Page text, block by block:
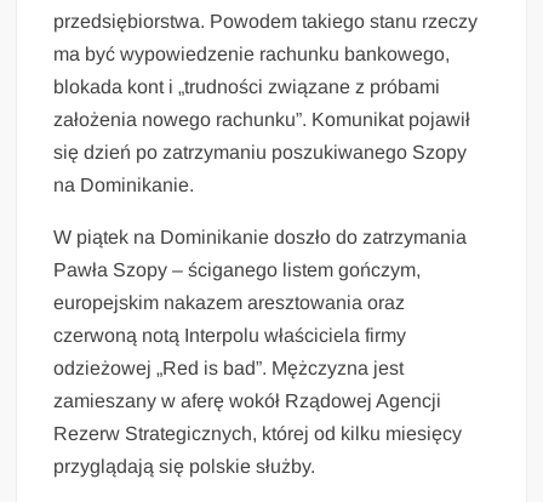
przedsiębiorstwa. Powodem takiego stanu rzeczy
ma być wypowiedzenie rachunku bankowego,
blokada kont i „trudności związane z próbami
założenia nowego rachunku”. Komunikat pojawił
się dzień po zatrzymaniu poszukiwanego Szopy
na Dominikanie.
W piątek na Dominikanie doszło do zatrzymania
Pawła Szopy – ściganego listem gończym,
europejskim nakazem aresztowania oraz
czerwoną notą Interpolu właściciela firmy
odzieżowej „Red is bad”. Mężczyzna jest
zamieszany w aferę wokół Rządowej Agencji
Rezerw Strategicznych, której od kilku miesięcy
przyglądają się polskie służby.